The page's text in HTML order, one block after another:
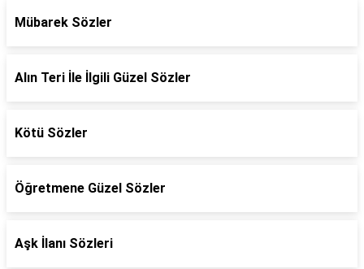
Mübarek Sözler
Alın Teri İle İlgili Güzel Sözler
Kötü Sözler
Öğretmene Güzel Sözler
Aşk İlanı Sözleri